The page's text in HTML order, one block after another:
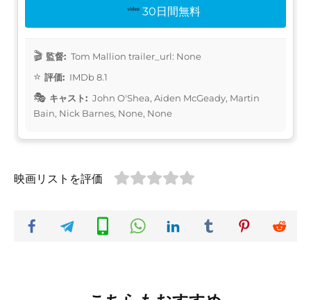
30日間無料
監督: Tom Mallion trailer_url: None
評価: IMDb 8.1
キャスト: John O'Shea, Aiden McGeady, Martin
Bain, Nick Barnes, None, None
映画リストを評価